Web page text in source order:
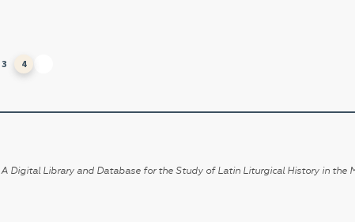
3 4
A Digital Library and Database for the Study of Latin Liturgical History in the